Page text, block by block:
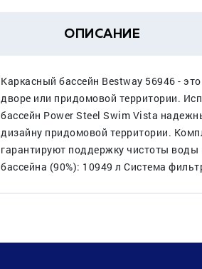
ОПИСАНИЕ
Каркасный бассейн Bestway 56946 -
дворе или придомовой территории.
бассейн Power Steel Swim Vista
дизайну придомовой территории.
гарантируют поддержку чистоты
бассейна (90%): 10949 л Система